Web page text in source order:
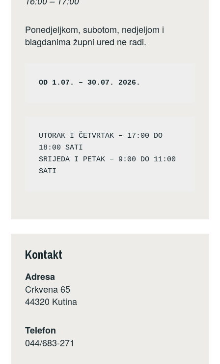
Ponedjeljkom, subotom, nedjeljom i
blagdanima župni ured ne radi.
OD 1.07. – 30.07. 2026.
UTORAK I ČETVRTAK – 17:00 DO
18:00 SATI
SRIJEDA I PETAK – 9:00 DO 11:00
Kontakt
Adresa
Crkvena 65
44320 Kutina
Telefon
044/683-271